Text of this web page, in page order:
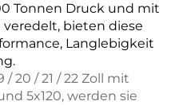
Tonnen Druck und mit
veredelt, bieten diese
Langlebigkeit
20 / 21 / 22 Zoll mit
5x120, werden sie